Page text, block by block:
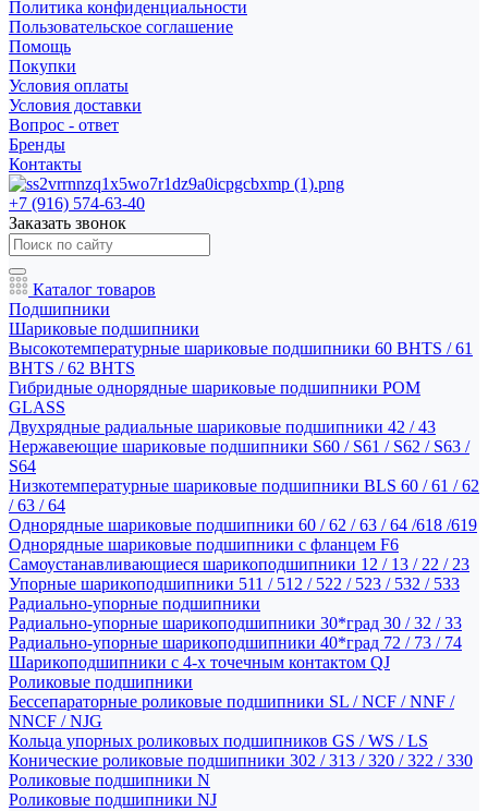
Политика конфиденциальности
Пользовательское соглашение
Помощь
Покупки
Условия оплаты
Условия доставки
Вопрос - ответ
Бренды
Контакты
+7 (916) 574-63-40
Заказать звонок
Каталог товаров
Подшипники
Шариковые подшипники
Высокотемпературные шариковые подшипники 60 BHTS / 61
BHTS / 62 BHTS
Гибридные однорядные шариковые подшипники POM
GLASS
Двухрядные радиальные шариковые подшипники 42 / 43
Нержавеющие шариковые подшипники S60 / S61 / S62 / S63 /
S64
Низкотемпературные шариковые подшипники BLS 60 / 61 / 62
/ 63 / 64
Однорядные шариковые подшипники 60 / 62 / 63 / 64 /618 /619
Однорядные шариковые подшипники с фланцем F6
Самоустанавливающиеся шарикоподшипники 12 / 13 / 22 / 23
Упорные шарикоподшипники 511 / 512 / 522 / 523 / 532 / 533
Радиально-упорные подшипники
Радиально-упорные шарикоподшипники 30*град 30 / 32 / 33
Радиально-упорные шарикоподшипники 40*град 72 / 73 / 74
Шарикоподшипники с 4-х точечным контактом QJ
Роликовые подшипники
Бессепараторные роликовые подшипники SL / NCF / NNF /
NNCF / NJG
Кольца упорных роликовых подшипников GS / WS / LS
Конические роликовые подшипники 302 / 313 / 320 / 322 / 330
Роликовые подшипники N
Роликовые подшипники NJ